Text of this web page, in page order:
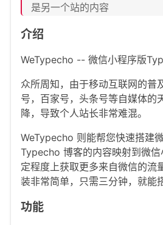
是另一个站的内容
介绍
WeTypecho -- 微信小程序版
众所周知，由于移动互联网的普
号，百家号，头条号等自媒体的
降，导致个人站长非常难混。
WeTypecho 则能帮您快速搭建
Typecho 博客的内容映射到微
定程度上获取更多来自微信的流
装非常简单，只需三分钟，就能
功能